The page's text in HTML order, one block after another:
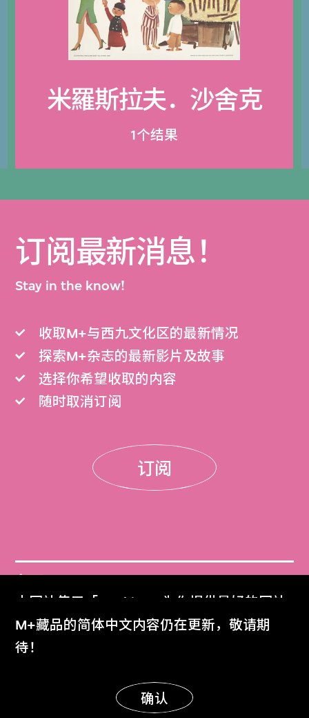
本网站使用「Cookies」为你提供最好的网站
体验。
了解更多
明白
M+藏品的简体中文内容仍在更新，敬请期
待！
确认
米羅斯拉夫．沙舍克
1个结果
订阅最新消息！
Stay in the know!
收取M+与西九文化区的最新情况
探索M+杂志的最新影片及故事
选择你希望收取的内容
随时取消订阅
订阅
门票
Get Tickets